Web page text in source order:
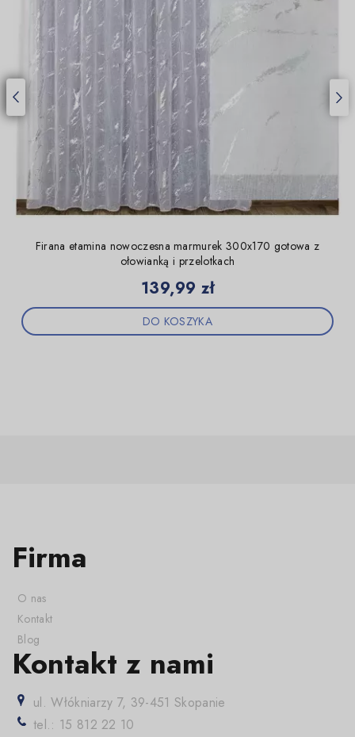
Firana etamina nowoczesna marmurek 300x170 gotowa z
ołowianką i przelotkach
Cena
139,99 zł
DO KOSZYKA
Firma
O nas
Kontakt
Blog
Kontakt z nami
ul. Włókniarzy 7, 39-451 Skopanie
tel.: 15 812 22 10